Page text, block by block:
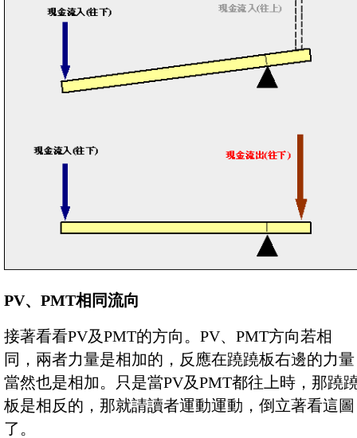
PV、PMT相同流向
接著看看PV及PMT的方向。PV、PMT方向若相
同，兩者力量是相加的，反應在蹺蹺板右邊的力量
當然也是相加。只是當PV及PMT都往上時，那蹺
板是相反的，那就請讀者運動運動，倒立著看這圖
了。